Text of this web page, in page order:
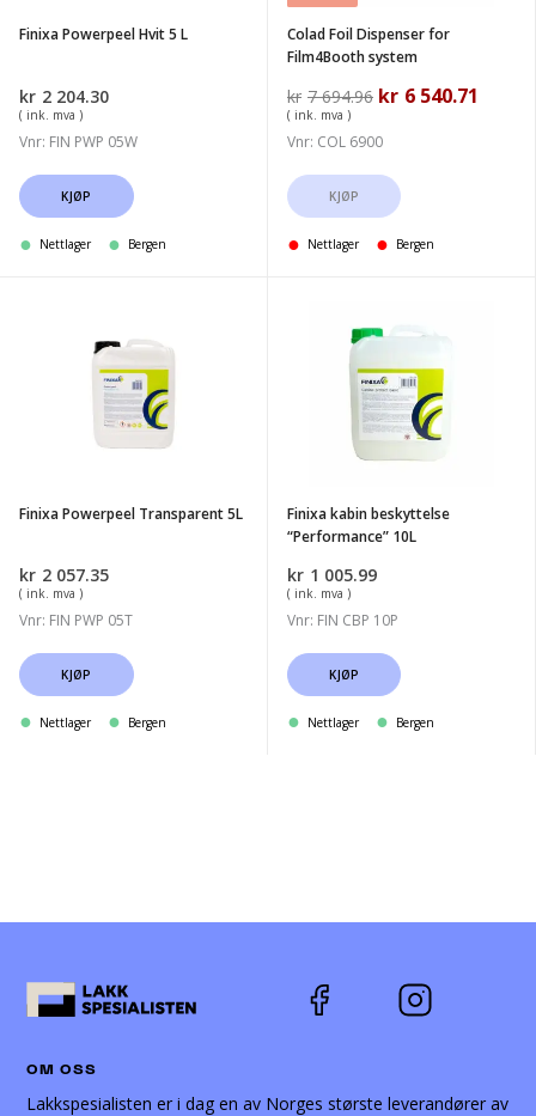
Finixa Powerpeel Hvit 5 L
kr 2 204.30
( ink. mva )
Vnr: FIN PWP 05W
KJØP
Nettlager Bergen
Colad Foil Dispenser for
Film4Booth system
kr 7 694.96 Opprinnelig
var:
694.96.
kr 6 540.71
( ink. mva )
Vnr: COL 6900
KJØP
Nettlager Bergen
Powerpeel
Transparent
Finixa Powerpeel Transparent 5L
kr 2 057.35
( ink. mva )
Vnr: FIN PWP 05T
KJØP
Nettlager Bergen
beskyttelse
"Performance"
Finixa kabin beskyttelse
“Performance” 10L
kr 1 005.99
( ink. mva )
Vnr: FIN CBP 10P
KJØP
Nettlager Bergen
OM OSS
Lakkspesialisten er i dag en av Norges største leverandører av